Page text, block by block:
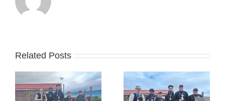
Related Posts